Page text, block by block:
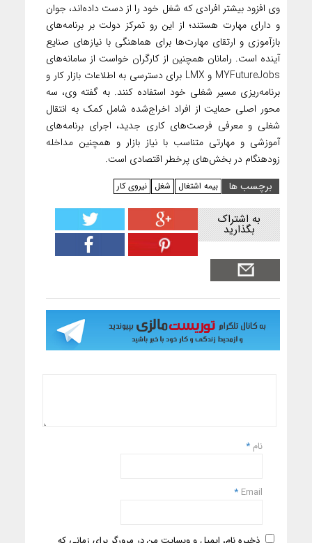
وی افزود بیشتر افرادی که شغل خود را از دست داده‌اند، جوان
و دارای مهارت هستند؛ از این رو تمرکز دولت بر برنامه‌های
بازآموزی و ارتقای مهارت‌ها برای هماهنگی با نیازهای صنایع
آینده است. رامانان همچنین از کارگران خواست از سامانه‌های
MYFutureJobs و LMX برای دسترسی به اطلاعات بازار کار و
برنامه‌ریزی مسیر شغلی خود استفاده کنند. به گفته وی، سه
محور اصلی حمایت از افراد اخراج‌شده شامل کمک به انتقال
شغلی و معرفی فرصت‌های کاری جدید، اجرای برنامه‌های
آموزشی و مهارتی متناسب با نیاز بازار و همچنین مداخله
زودهنگام در بخش‌های پرخطر اقتصادی است.
برچسب ها
بیمه اشتغال شغل نیروی کار
به اشتراک
بگذارید
نام *
Email
*